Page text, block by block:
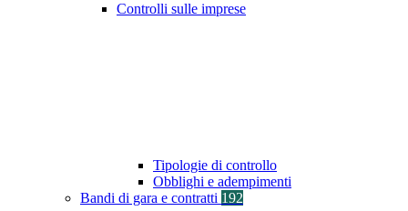
Controlli sulle imprese
Tipologie di controllo
Obblighi e adempimenti
Bandi di gara e contratti 192